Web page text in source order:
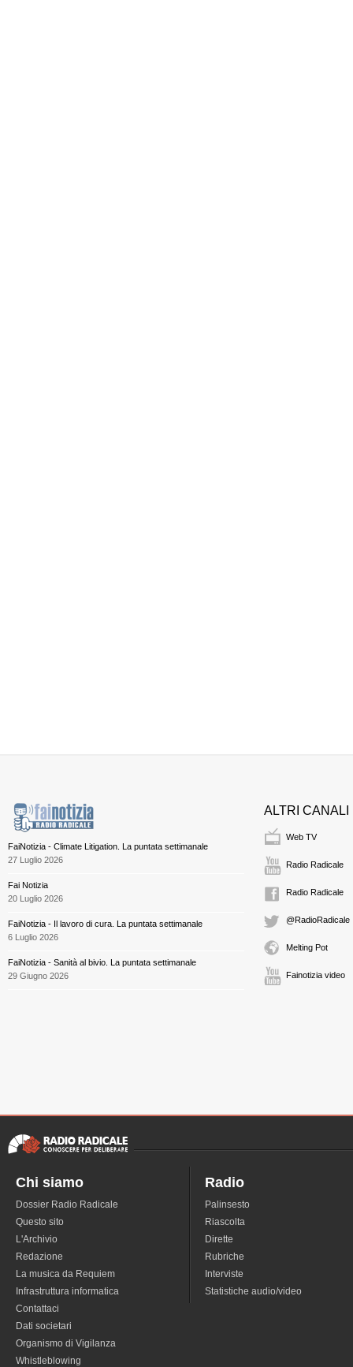
FaiNotizia - Climate Litigation. La puntata settimanale
27 Luglio 2026
Fai Notizia
20 Luglio 2026
FaiNotizia - Il lavoro di cura. La puntata settimanale
6 Luglio 2026
FaiNotizia - Sanità al bivio. La puntata settimanale
29 Giugno 2026
ALTRI CANALI
Web TV
Radio Radicale
Radio Radicale
@RadioRadicale
Melting Pot
Fainotizia video
Chi siamo
Dossier Radio Radicale
Questo sito
L'Archivio
Redazione
La musica da Requiem
Infrastruttura informatica
Contattaci
Dati societari
Organismo di Vigilanza
Whistleblowing
Radio
Palinsesto
Riascolta
Dirette
Rubriche
Interviste
Statistiche audio/video